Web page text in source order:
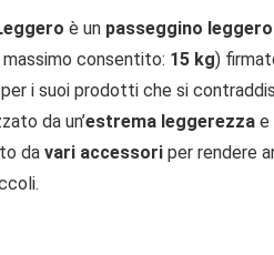
è un passeggino
consentito: 15 kg)
i suoi prodotti che si
da un’estrema leggerezza e
da vari accessori per rendere